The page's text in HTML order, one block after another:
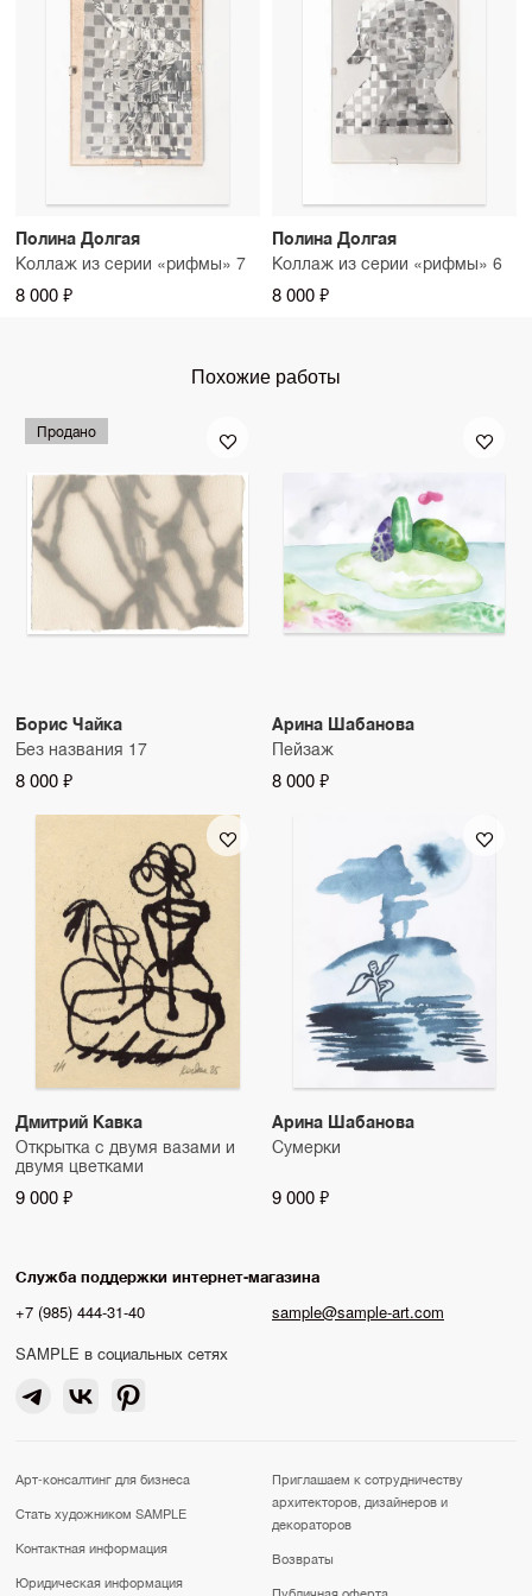
Полина Долгая
Коллаж из серии «рифмы» 7
8 000 ₽
Полина Долгая
Коллаж из серии «рифмы» 6
8 000 ₽
Похожие работы
Продано
Борис Чайка
Без названия 17
8 000 ₽
Арина Шабанова
Пейзаж
8 000 ₽
Дмитрий Кавка
Открытка с двумя вазами и
двумя цветками
9 000 ₽
Арина Шабанова
Сумерки
9 000 ₽
Служба поддержки интернет-магазина
+7 (985) 444-31-40
sample@sample-art.com
SAMPLE в социальных сетях
Арт-консалтинг для бизнеса
Стать художником SAMPLE
Контактная информация
Юридическая информация
Приглашаем к сотрудничеству
архитекторов, дизайнеров и
декораторов
Возвраты
Публичная оферта